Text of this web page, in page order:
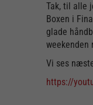
Tak, til alle
Boxen i
glade
weekenden
Vi ses
https://